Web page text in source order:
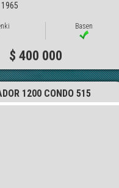
1965
Basen
$ 400 000
1200 CONDO 515